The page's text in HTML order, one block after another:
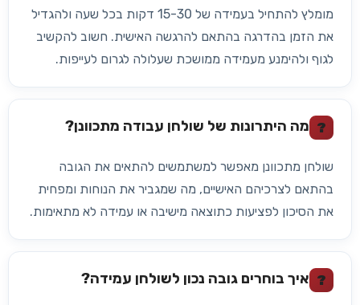
מומלץ להתחיל בעמידה של 15-30 דקות בכל שעה ולהגדיל
את הזמן בהדרגה בהתאם להרגשה האישית. חשוב להקשיב
לגוף ולהימנע מעמידה ממושכת שעלולה לגרום לעייפות.
? מה היתרונות של שולחן עבודה מתכוונן?
שולחן מתכוונן מאפשר למשתמשים להתאים את הגובה
בהתאם לצרכיהם האישיים, מה שמגביר את הנוחות ומפחית
את הסיכון לפציעות כתוצאה מישיבה או עמידה לא מתאימות.
? איך בוחרים גובה נכון לשולחן עמידה?